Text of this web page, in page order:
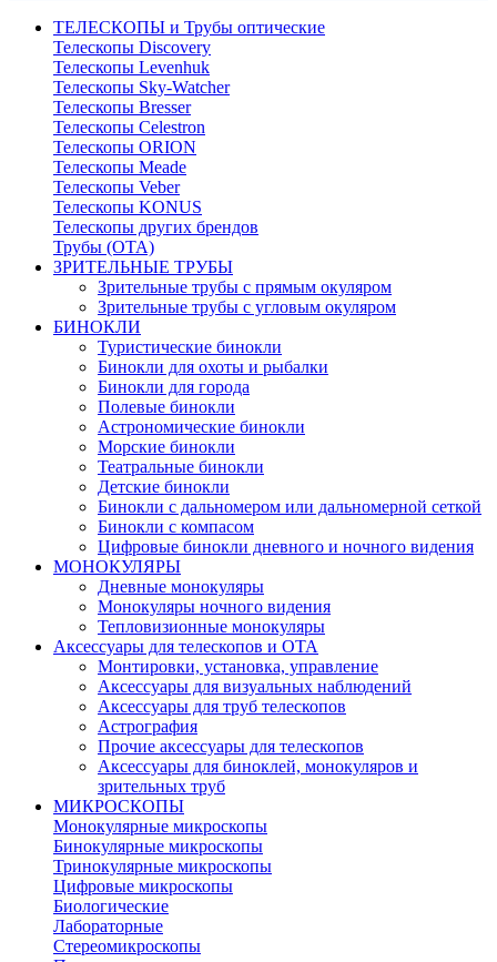
ТЕЛЕСКОПЫ и Трубы оптические
Телескопы Discovery
Телескопы Levenhuk
Телескопы Sky-Watcher
Телескопы Bresser
Телескопы Celestron
Телескопы ORION
Телескопы Meade
Телескопы Veber
Телескопы KONUS
Телескопы других брендов
Трубы (ОТА)
ЗРИТЕЛЬНЫЕ ТРУБЫ
Зрительные трубы с прямым окуляром
Зрительные трубы с угловым окуляром
БИНОКЛИ
Туристические бинокли
Бинокли для охоты и рыбалки
Бинокли для города
Полевые бинокли
Астрономические бинокли
Морские бинокли
Театральные бинокли
Детские бинокли
Бинокли с дальномером или дальномерной сеткой
Бинокли с компасом
Цифровые бинокли дневного и ночного видения
МОНОКУЛЯРЫ
Дневные монокуляры
Монокуляры ночного видения
Тепловизионные монокуляры
Аксессуары для телескопов и ОТА
Монтировки, установка, управление
Аксессуары для визуальных наблюдений
Аксессуары для труб телескопов
Астрография
Прочие аксессуары для телескопов
Аксессуары для биноклей, монокуляров и
зрительных труб
МИКРОСКОПЫ
Монокулярные микроскопы
Бинокулярные микроскопы
Тринокулярные микроскопы
Цифровые микроскопы
Биологические
Лабораторные
Стереомикроскопы